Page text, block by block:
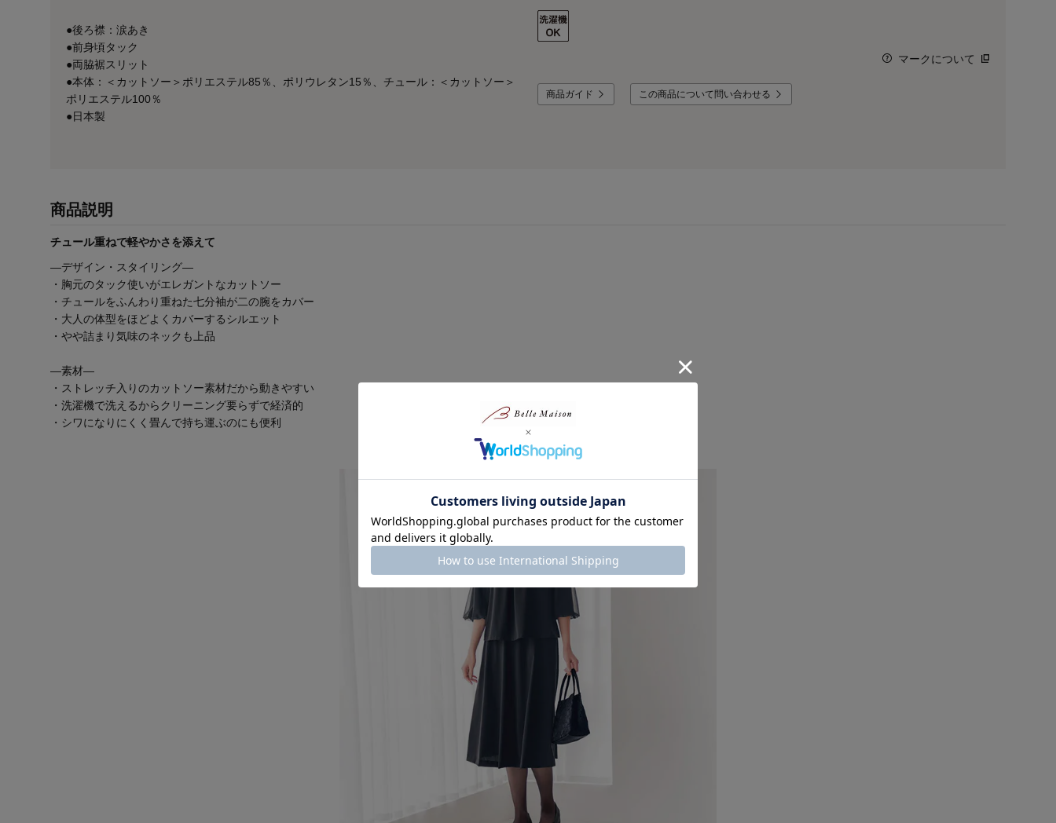
●後ろ襟：涙あき
●前身頃タック
●両脇裾スリット
●本体：＜カットソー＞ポリエステル85％、ポリウレタン15％、チュール：＜カットソー＞
ポリエステル100％
●日本製
マークについて
商品ガイド この商品について問い合わせる
商品説明
チュール重ねで軽やかさを添えて
―デザイン・スタイリング―
・胸元のタック使いがエレガントなカットソー
・チュールをふんわり重ねた七分袖が二の腕をカバー
・大人の体型をほどよくカバーするシルエット
・やや詰まり気味のネックも上品
―素材―
・ストレッチ入りのカットソー素材だから動きやすい
・洗濯機で洗えるからクリーニング要らずで経済的
・シワになりにくく畳んで持ち運ぶのにも便利